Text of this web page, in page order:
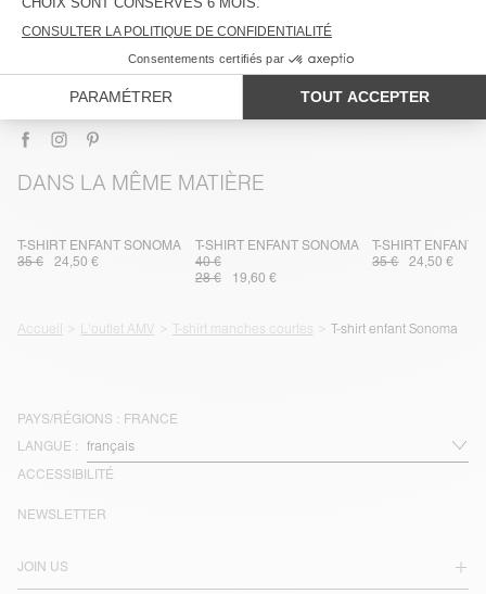
ENTRETIEN
LIVRAISON ET RETOURS
DANS LA MÊME MATIÈRE
T-SHIRT ENFANT SONOMA
35 €
24,50 €
T-SHIRT ENFANT SONOMA
40 €
28 €
19,60 €
T-SHIRT ENFANT
35 €
24,50 €
Accueil L'outlet AMV T-shirt manches courtes T-shirt enfant Sonoma
PAYS/RÉGIONS : FRANCE
LANGUE :
ACCESSIBILITÉ
JOIN US
NEWSLETTER